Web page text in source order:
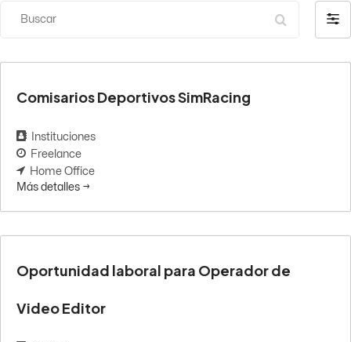
Comisarios Deportivos SimRacing
Instituciones
Freelance
Home Office
Más detalles
Oportunidad laboral para Operador de
Video Editor